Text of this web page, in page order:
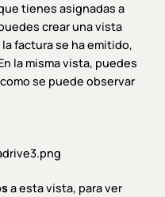
tienes asignadas a
crear una vista
factura se ha emitido,
la misma vista, puedes
se puede observar
a esta vista, para ver